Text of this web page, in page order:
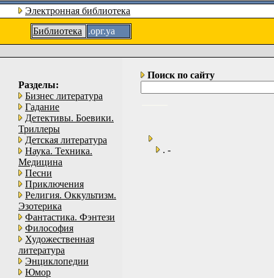
Электронная библиотека
Библиотека
.орг.уа
Разделы:
Бизнес литература
Гадание
Детективы. Боевики.
Триллеры
Детская литература
Наука. Техника.
Медицина
Песни
Приключения
Религия. Оккультизм.
Эзотерика
Фантастика. Фэнтези
Философия
Художественная
литература
Энциклопедии
Юмор
Поиск по сайту
. -